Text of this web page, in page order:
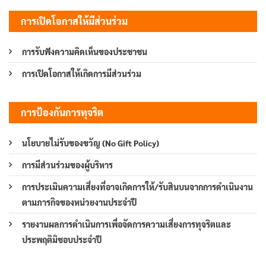
การเปิดโอกาสให้มีส่วนร่วม
การรับฟังความคิดเห็นของประชาชน
การเปิดโอกาสให้เกิดการมีส่วนร่วม
การป้องกันการทุจริต
นโยบายไม่รับของขวัญ (No Gift Policy)
การมีส่วนร่วมของผู้บริหาร
การประเมินความเสี่ยงที่อาจเกิดการให้/รับสินบนจากการดำเนินงาน
ตามภารกิจของหน่วยงานประจำปี
รายงานผลการดำเนินการเพื่อจัดการความเสี่ยงการทุจริตและ
ประพฤติมิชอบประจำปี